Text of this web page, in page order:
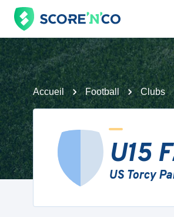
Accueil Football Clubs
U15
US Torcy